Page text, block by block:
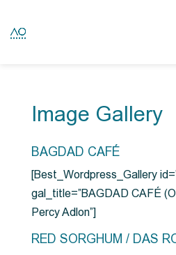
Image Gallery
BAGDAD CAFÉ
[Best_Wordpress_Gallery
gal_title=”BAGDAD CAFÉ
Percy Adlon”]
RED SORGHUM / DAS